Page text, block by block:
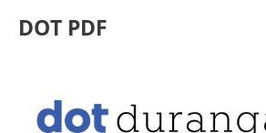
DOT PDF